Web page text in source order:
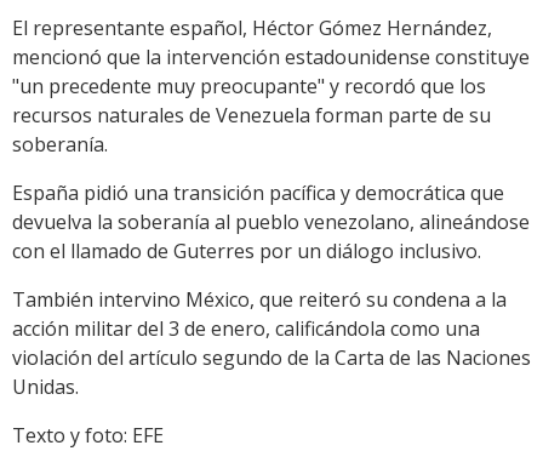
El representante español, Héctor Gómez Hernández,
mencionó que la intervención estadounidense constituye
"un precedente muy preocupante" y recordó que los
recursos naturales de Venezuela forman parte de su
soberanía.
España pidió una transición pacífica y democrática que
devuelva la soberanía al pueblo venezolano, alineándose
con el llamado de Guterres por un diálogo inclusivo.
También intervino México, que reiteró su condena a la
acción militar del 3 de enero, calificándola como una
violación del artículo segundo de la Carta de las Naciones
Unidas.
Texto y foto: EFE